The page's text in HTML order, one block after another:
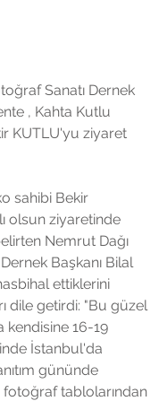
Sanatı Dernek
, Kahta Kutlu
KUTLU'yu ziyaret
sahibi Bekir
olsun ziyaretinde
Nemrut Dağı
Başkanı Bilal
ettiklerini
dile getirdi: "Bu güzel
kendisine 16-19
İstanbul'da
gününde
tablolarından